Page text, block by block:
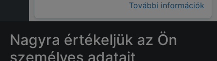
További információk
GYAKRAN ISMÉTELT KÉRDÉSEK
Nagyra értékeljük az Ön
személyes adatait